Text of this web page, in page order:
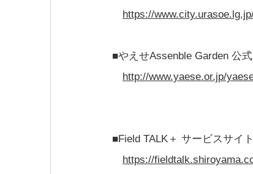
https://
■やえせAssenble Garden 公
http://www.yaese.or.jp/
■Field TALK＋ サービスサイト
https://